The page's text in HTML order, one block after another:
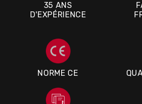
35 ANS
D'EXPÉRIENCE
NORME CE